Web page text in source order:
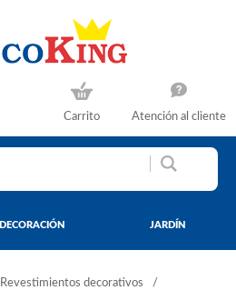
Carrito Atención al cliente
DECORACIÓN JARDÍN
Revestimientos decorativos